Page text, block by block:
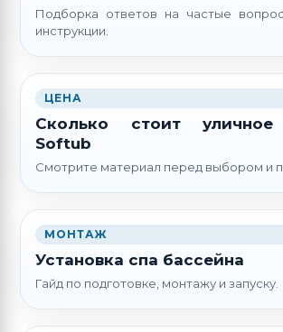
Подборка ответов на частые
инструкции.
ЦЕНА
Сколько стоит
Softub
Смотрите материал перед выбором и
МОНТАЖ
Установка спа бассейна
Гайд по подготовке, монтажу и запуску.